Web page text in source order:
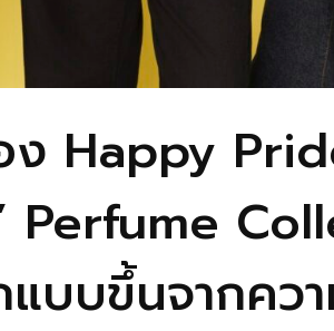
ง Happy
Perfume
บขึ้นจากควา